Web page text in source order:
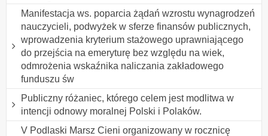
Manifestacja ws. poparcia żądań wzrostu wynagrodzeń
nauczycieli, podwyżek w sferze finansów publicznych,
wprowadzenia kryterium stażowego uprawniającego
do przejścia na emeryturę bez względu na wiek,
odmrożenia wskaźnika naliczania zakładowego
funduszu św
Publiczny różaniec, którego celem jest modlitwa w
intencji odnowy moralnej Polski i Polaków.
V Podlaski Marsz Cieni organizowany w rocznicę